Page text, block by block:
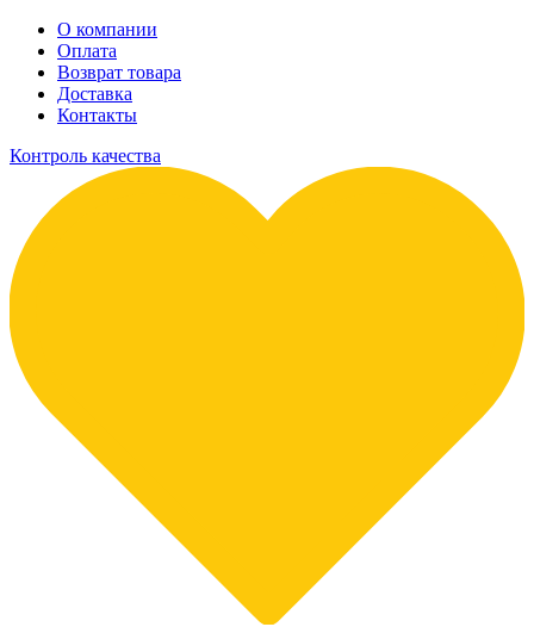
О компании
Оплата
Возврат товара
Доставка
Контакты
Контроль качества